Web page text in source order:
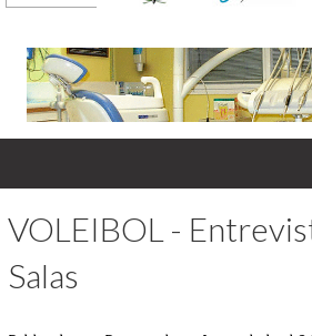
VOLEIBOL -
Salas